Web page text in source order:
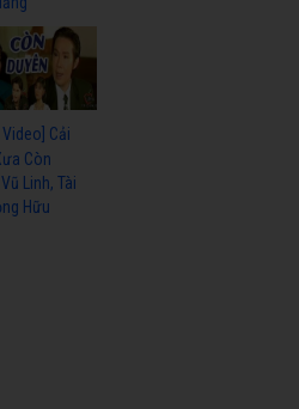
Video] Cải
Còn
Linh, Tài
Hữu